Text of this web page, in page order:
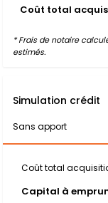
Coût total
* Frais de notaire
estimés.
Simulation crédit
Sans apport
Coût total
Capital à